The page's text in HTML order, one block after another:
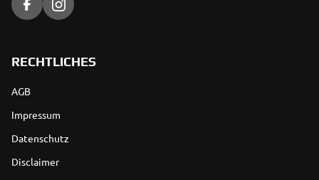
RECHTLICHES
AGB
Impressum
Datenschutz
Disclaimer